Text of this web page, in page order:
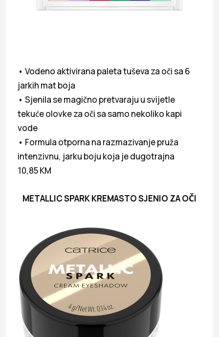
• Vodeno aktivirana paleta tuševa za oči sa 6
jarkih mat boja
• Sjenila se magično pretvaraju u svijetle
tekuće olovke za oči sa samo nekoliko kapi
vode
• Formula otporna na razmazivanje pruža
intenzivnu, jarku boju koja je dugotrajna
10,85 KM
METALLIC SPARK KREMASTO SJENIO ZA OČI